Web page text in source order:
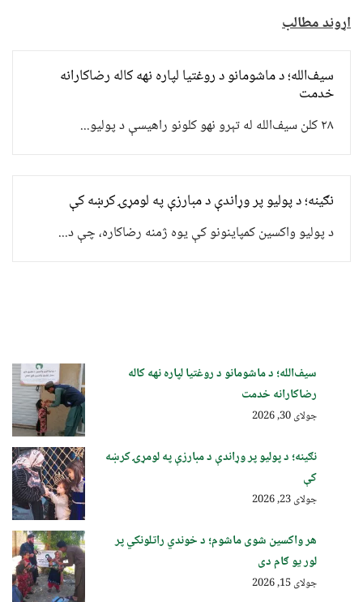
اړوند مطالب
سیف‌الله؛ د ماشومانو د روغتیا لپاره نهه کاله رضاکارانه
خدمت
۲۸ کلن سیف‌الله له تېرو نهو کلونو راهیسې د پولیو...
نګینه؛ د پولیو پر وړاندې د مبارزې په لومړۍ کرښه کې
د پولیو واکسین کمپاینونو کې یوه ژمنه رضاکاره، چې د...
سیف‌الله؛ د ماشومانو د روغتیا لپاره نهه کاله
رضاکارانه خدمت
جولای 30, 2026
نګینه؛ د پولیو پر وړاندې د مبارزې په لومړۍ کرښه
کې
جولای 23, 2026
هر واکسین شوی ماشوم؛ د خوندي راتلونکي پر
لور یو ګام دی
جولای 15, 2026